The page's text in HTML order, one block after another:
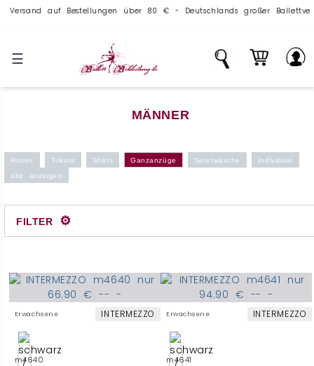
Versand auf Bestellungen über 80 € - Deutschlands großer
☰
MÄNNER
Hosen Trikots Shirts Ganzanzüge Sportwäsche
Individual
alle anzeigen
FILTER ⚙
Erwachsene INTERMEZZO
m4640
Erwachsene INTERMEZZO
m4641